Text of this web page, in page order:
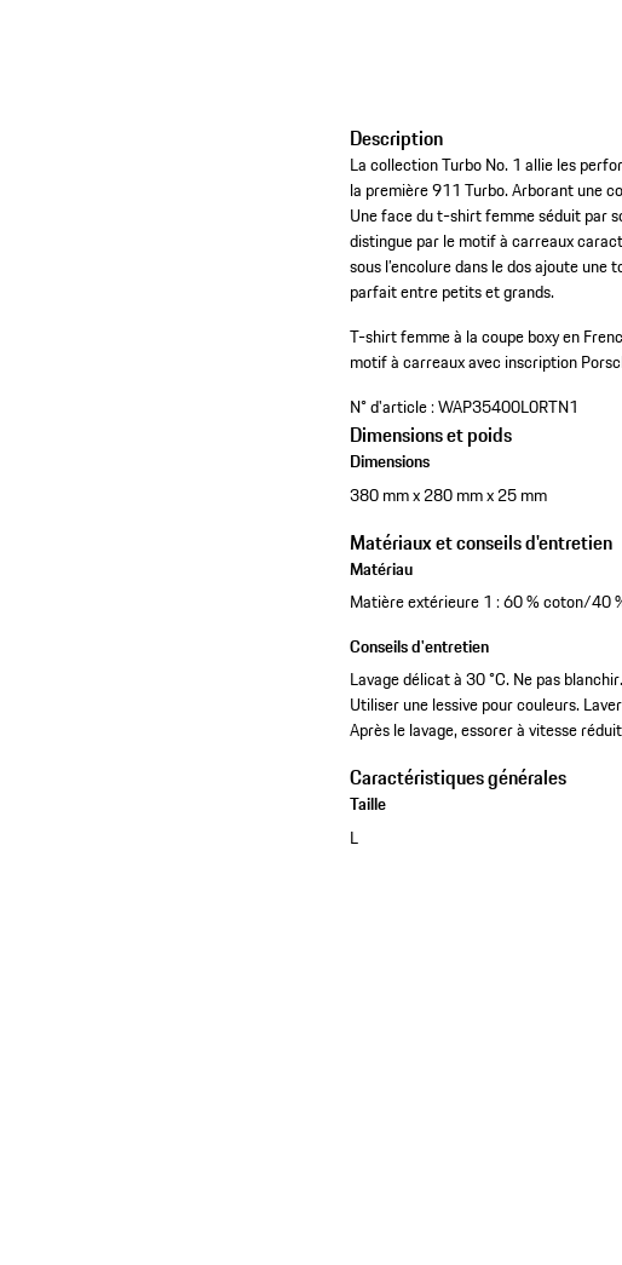
Description
La collection Turbo No. 1 allie les
la première 911 Turbo. Arborant une
Une face du t-shirt femme séduit par
distingue par le motif à carreaux
sous l’encolure dans le dos ajoute
parfait entre petits et grands.
T-shirt femme à la coupe boxy en
motif à carreaux avec inscription
N° d'article :WAP35400L0RTN1
Dimensions et poids
Dimensions
380 mm x 280 mm x 25 mm
Matériaux et conseils d'entretien
Matériau
Matière extérieure 1 : 60 % coton/40
Conseils d'entretien
Lavage délicat à 30 °C. Ne pas
Utiliser une lessive pour couleurs.
Après le lavage, essorer à vitesse
Caractéristiques générales
Taille
L